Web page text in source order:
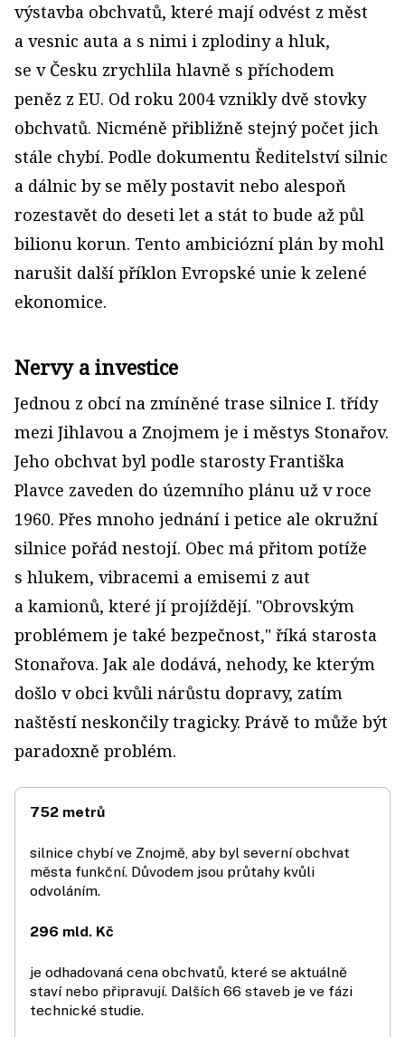
výstavba obchvatů, které mají odvést z měst
a vesnic auta a s nimi i zplodiny a hluk,
se v Česku zrychlila hlavně s příchodem
peněz z EU. Od roku 2004 vznikly dvě stovky
obchvatů. Nicméně přibližně stejný počet jich
stále chybí. Podle dokumentu Ředitelství silnic
a dálnic by se měly postavit nebo alespoň
rozestavět do deseti let a stát to bude až půl
bilionu korun. Tento ambiciózní plán by mohl
narušit další příklon Evropské unie k zelené
ekonomice.
Nervy a investice
Jednou z obcí na zmíněné trase silnice I. třídy
mezi Jihlavou a Znojmem je i městys Stonařov.
Jeho obchvat byl podle starosty Františka
Plavce zaveden do územního plánu už v roce
1960. Přes mnoho jednání i petice ale okružní
silnice pořád nestojí. Obec má přitom potíže
s hlukem, vibracemi a emisemi z aut
a kamionů, které jí projíždějí. "Obrovským
problémem je také bezpečnost," říká starosta
Stonařova. Jak ale dodává, nehody, ke kterým
došlo v obci kvůli nárůstu dopravy, zatím
naštěstí neskončily tragicky. Právě to může být
paradoxně problém.
752 metrů
silnice chybí ve Znojmě, aby byl severní obchvat
města funkční. Důvodem jsou průtahy kvůli
odvoláním.
296 mld. Kč
je odhadovaná cena obchvatů, které se aktuálně
staví nebo připravují. Dalších 66 staveb je ve fázi
technické studie.